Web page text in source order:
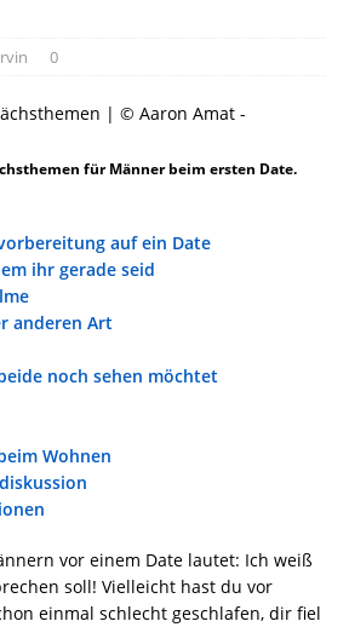
0
für Männer beim ersten Date.
auf ein Date
ihr gerade seid
anderen Art
noch sehen möchtet
Wohnen
vor einem Date lautet: Ich weiß
soll! Vielleicht hast du vor
einmal schlecht geschlafen, dir fiel